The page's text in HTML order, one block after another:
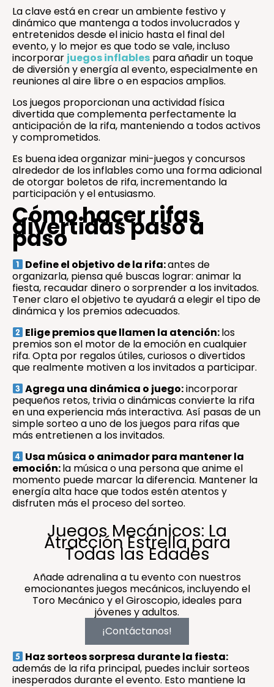
La clave está en crear un ambiente festivo y
dinámico que mantenga a todos involucrados y
entretenidos desde el inicio hasta el final del
evento, y lo mejor es que todo se vale, incluso
incorporar juegos inflables para añadir un toque
de diversión y energía al evento, especialmente en
reuniones al aire libre o en espacios amplios.
Los juegos proporcionan una actividad física
divertida que complementa perfectamente la
anticipación de la rifa, manteniendo a todos activos
y comprometidos.
Es buena idea organizar mini-juegos y concursos
alrededor de los inflables como una forma adicional
de otorgar boletos de rifa, incrementando la
participación y el entusiasmo.
Cómo hacer rifas
divertidas paso a
paso
Define el objetivo de la rifa:antes de
organizarla, piensa qué buscas lograr: animar la
fiesta, recaudar dinero o sorprender a los invitados.
Tener claro el objetivo te ayudará a elegir el tipo de
dinámica y los premios adecuados.
Elige premios que llamen la atención:los
premios son el motor de la emoción en cualquier
rifa. Opta por regalos útiles, curiosos o divertidos
que realmente motiven a los invitados a participar.
Agrega una dinámica o juego:incorporar
pequeños retos, trivia o dinámicas convierte la rifa
en una experiencia más interactiva. Así pasas de un
simple sorteo a uno de los juegos para rifas que
más entretienen a los invitados.
Usa música o animador para mantener la
emoción:la música o una persona que anime el
momento puede marcar la diferencia. Mantener la
energía alta hace que todos estén atentos y
disfruten más el proceso del sorteo.
Juegos Mecánicos: La
Atracción Estrella para
Todas las Edades
Añade adrenalina a tu evento con nuestros
emocionantes juegos mecánicos, incluyendo el
Toro Mecánico y el Giroscopio, ideales para
jóvenes y adultos.
¡Contáctanos!
Haz sorteos sorpresa durante la fiesta:
además de la rifa principal, puedes incluir sorteos
inesperados durante el evento. Esto mantiene la